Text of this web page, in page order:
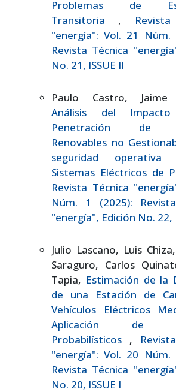
Problemas de
Transitoria ,
"energía": Vol. 21 Núm.
Revista Técnica
No. 21, ISSUE II
Paulo Castro, Jaime
Análisis del
Penetración de
Renovables no
seguridad
Sistemas Eléctricos de
Revista Técnica
Núm. 1 (2025):
"energía", Edición No. 22,
Julio Lascano, Luis
Saraguro, Carlos
Tapia, Estimación de la
de una Estación de
Vehículos Eléctricos
Aplicación de
Probabilísticos ,
"energía": Vol. 20 Núm.
Revista Técnica
No. 20, ISSUE I